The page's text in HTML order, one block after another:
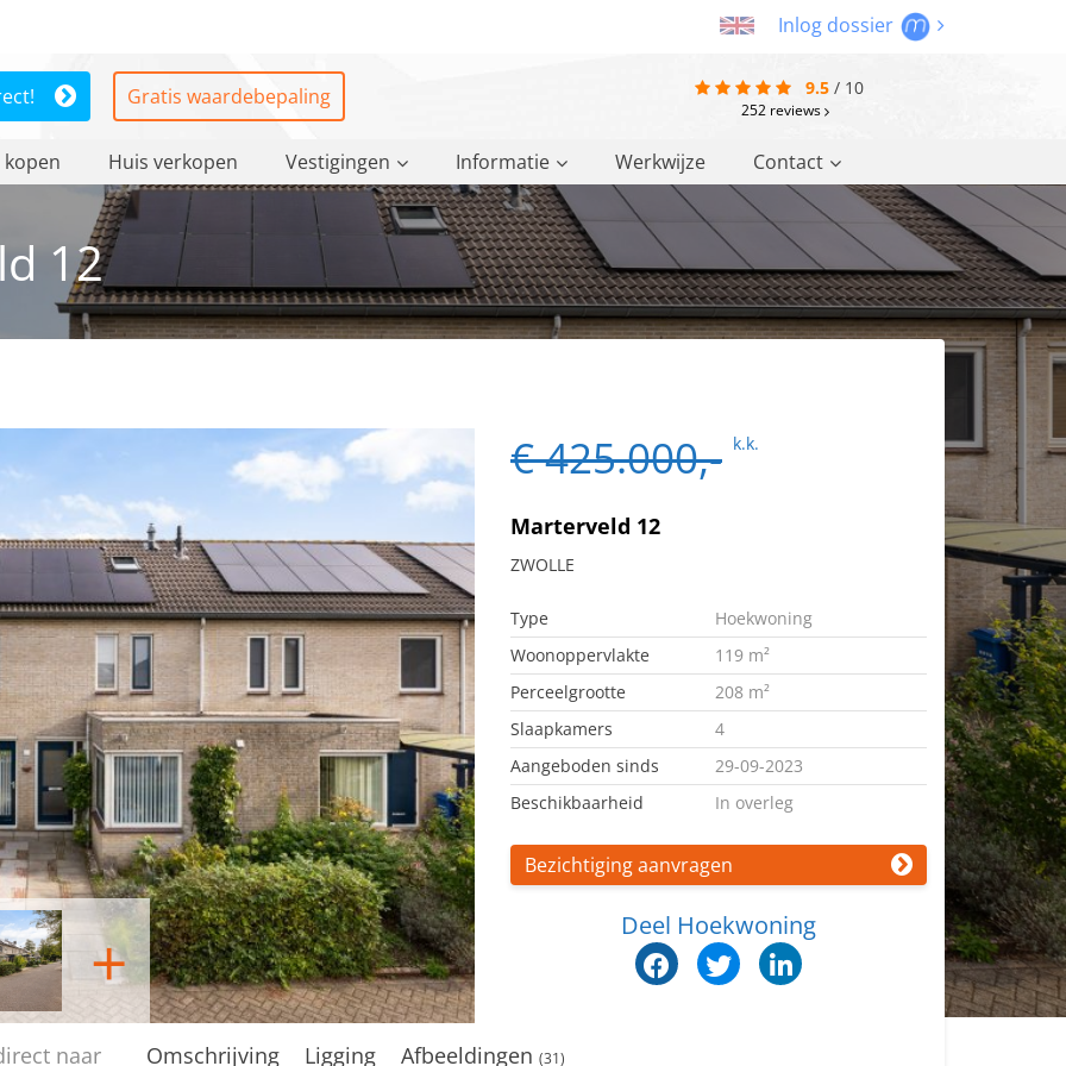
Inlog dossier
Gratis waardebepaling 9.5 / 10
252 reviews
Huis verkopen Vestigingen Informatie Werkwijze Contact
12
+
€ 425.000,- k.k.
Marterveld 12
ZWOLLE
Type
Hoekwoning
Woonoppervlakte
119 m²
Perceelgrootte
208 m²
Slaapkamers
4
Aangeboden sinds
29-09-2023
Beschikbaarheid
In overleg
Bezichtiging aanvragen
Deel Hoekwoning
naar Omschrijving Ligging Afbeeldingen (31)